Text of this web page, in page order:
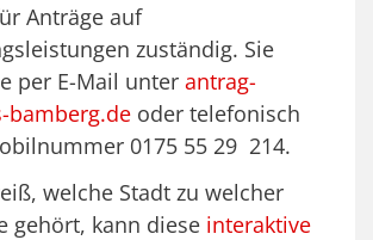
Anträge auf
zuständig. Sie
per E-Mail unter antrag-
bamberg.de oder telefonisch
0175 55 29 214.
welche Stadt zu welcher
gehört, kann diese interaktive